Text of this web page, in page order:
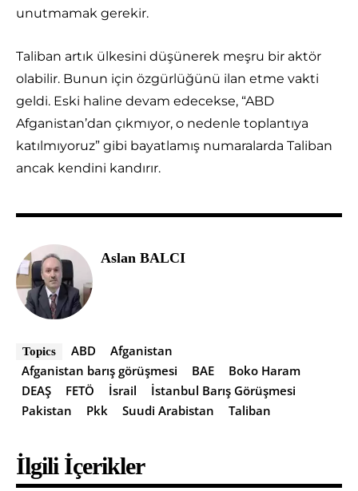
unutmamak gerekir.
Taliban artık ülkesini düşünerek meşru bir aktör
olabilir. Bunun için özgürlüğünü ilan etme vakti
geldi. Eski haline devam edecekse, “ABD
Afganistan’dan çıkmıyor, o nedenle toplantıya
katılmıyoruz” gibi bayatlamış numaralarda Taliban
ancak kendini kandırır.
Aslan BALCI
Topics ABD
Afganistan
Afganistan barış görüşmesi
BAE
Boko Haram
DEAŞ
FETÖ İsrail
İstanbul Barış Görüşmesi
Pakistan
Pkk Suudi Arabistan Taliban
İlgili İçerikler